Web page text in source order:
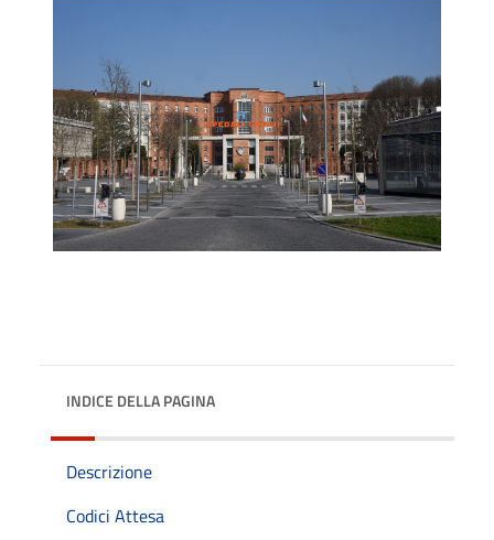
INDICE DELLA PAGINA
Descrizione
Codici Attesa